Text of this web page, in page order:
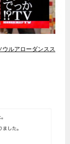
ルアローダンスス